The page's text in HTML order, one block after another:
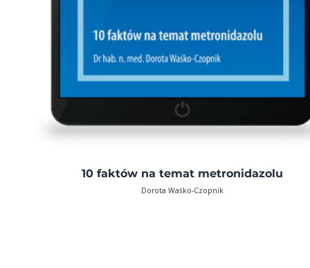
10 faktów na temat metronidazolu
Dorota Waśko-Czopnik